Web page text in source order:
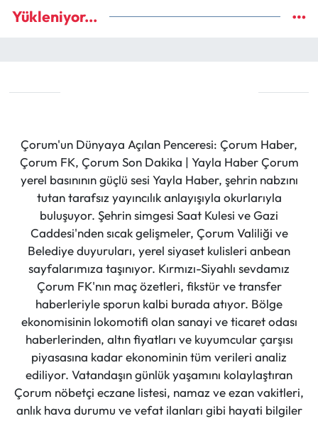
Yükleniyor...
Çorum'un Dünyaya Açılan Penceresi: Çorum Haber,
Çorum FK, Çorum Son Dakika | Yayla Haber Çorum
yerel basınının güçlü sesi Yayla Haber, şehrin nabzını
tutan tarafsız yayıncılık anlayışıyla okurlarıyla
buluşuyor. Şehrin simgesi Saat Kulesi ve Gazi
Caddesi'nden sıcak gelişmeler, Çorum Valiliği ve
Belediye duyuruları, yerel siyaset kulisleri anbean
sayfalarımıza taşınıyor. Kırmızı-Siyahlı sevdamız
Çorum FK'nın maç özetleri, fikstür ve transfer
haberleriyle sporun kalbi burada atıyor. Bölge
ekonomisinin lokomotifi olan sanayi ve ticaret odası
haberlerinden, altın fiyatları ve kuyumcular çarşısı
piyasasına kadar ekonominin tüm verileri analiz
ediliyor. Vatandaşın günlük yaşamını kolaylaştıran
Çorum nöbetçi eczane listesi, namaz ve ezan vakitleri,
anlık hava durumu ve vefat ilanları gibi hayati bilgiler